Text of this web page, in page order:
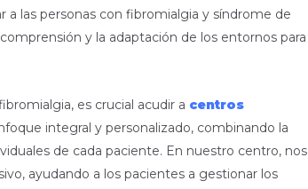
las personas con fibromialgia y síndrome de
y la adaptación de los entornos para
es crucial acudir a centros
integral y personalizado, combinando la
de cada paciente. En nuestro centro, nos
ayudando a los pacientes a gestionar los